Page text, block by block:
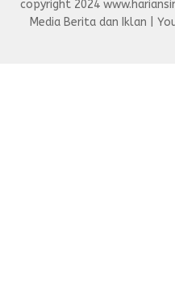
copyright 2024
Media Berita dan Iklan |